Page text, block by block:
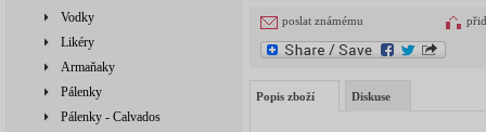
Vodky
Likéry
Armaňaky
Pálenky
Pálenky - Calvados
poslat známému
Popis zboží Diskuse